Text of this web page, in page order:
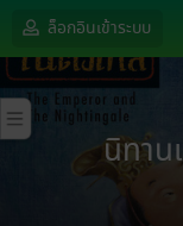
ล็อกอินเข้าระบบ
นิทาน